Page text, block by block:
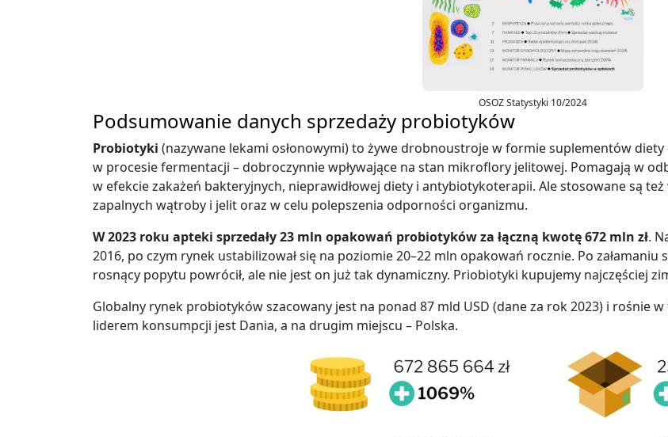
OSOZ Statystyki 10/2024
Podsumowanie danych sprzedaży probiotyków
Probiotyki (nazywane lekami osłonowymi) to żywe drobnoustroje w formie suplementów
w procesie fermentacji – dobroczynnie wpływające na stan mikroflory jelitowej. Pomagają w
w efekcie zakażeń bakteryjnych, nieprawidłowej diety i antybiotykoterapii. Ale stosowane są
zapalnych wątroby i jelit oraz w celu polepszenia odporności organizmu.
W 2023 roku apteki sprzedały 23 mln opakowań probiotyków za łączną kwotę 672 mln zł.
2016, po czym rynek ustabilizował się na poziomie 20–22 mln opakowań rocznie. Po
rosnący popytu powrócił, ale nie jest on już tak dynamiczny. Priobiotyki kupujemy najczęściej
Globalny rynek probiotyków szacowany jest na ponad 87 mld USD (dane za rok 2023) i rośnie
liderem konsumpcji jest Dania, a na drugim miejscu – Polska.